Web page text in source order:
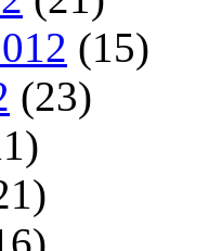
(15)
(23)